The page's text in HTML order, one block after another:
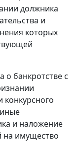
должника
и
которых
о банкротстве с
и наложение
на имущество